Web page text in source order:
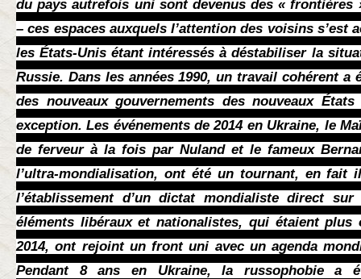
du pays autrefois uni sont devenus des « frontières
– ces espaces auxquels l’attention des voisins s’est
les États-Unis étant intéressés à déstabiliser la
Russie. Dans les années 1990, un travail cohérent a
des nouveaux gouvernements des nouveaux
exception. Les événements de 2014 en Ukraine, le
de ferveur à la fois par Nuland et le fameux
l’ultra-mondialisation, ont été un tournant, en fait
l’établissement d’un dictat mondialiste direct
éléments libéraux et nationalistes, qui étaient plus
2014, ont rejoint un front uni avec un agenda
Pendant 8 ans en Ukraine, la russophobie a